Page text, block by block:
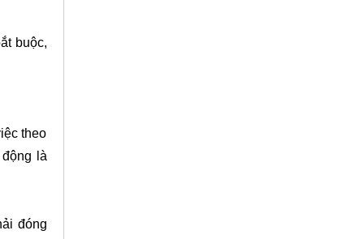
buộc,
theo
là
đóng